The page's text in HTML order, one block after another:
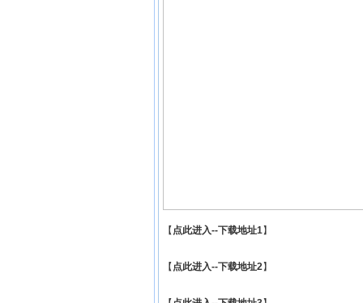
【 点此进入--下载地址1】
【 点此进入--下载地址2】